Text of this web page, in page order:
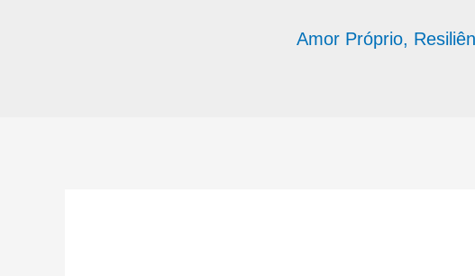
Amor Próprio,